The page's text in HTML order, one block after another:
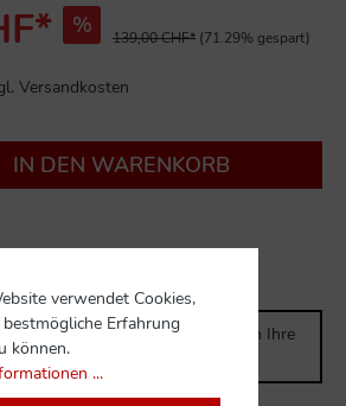
% 139,00 CHF* (71.29% gespart)
Versandkosten
IN DEN WARENKORB
300,00 CHFund Sie erhalten Ihre
verwendet Cookies,
bestmögliche Erfahrung
können.
...